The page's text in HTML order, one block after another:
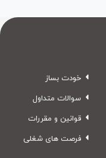
خودت بساز
سوالات متداول
قوانین و مقررات
فرصت های شغلی